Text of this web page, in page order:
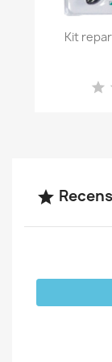

Kit
